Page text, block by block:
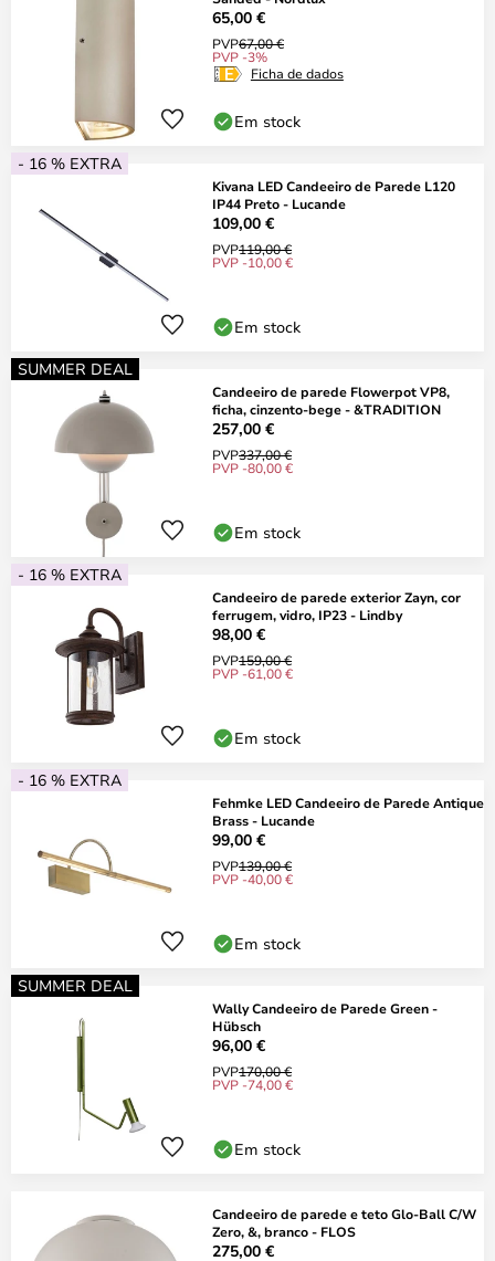
65,00 €
PVP67,00 €
PVP -3%
Ficha de dados
Em stock
- 16 % EXTRA
Kivana LED Candeeiro de Parede L120
IP44 Preto - Lucande
109,00 €
PVP119,00 €
PVP -10,00 €
Em stock
SUMMER DEAL
Candeeiro de parede Flowerpot VP8,
ficha, cinzento-bege - &TRADITION
257,00 €
PVP337,00 €
PVP -80,00 €
Em stock
- 16 % EXTRA
Candeeiro de parede exterior Zayn, cor
ferrugem, vidro, IP23 - Lindby
98,00 €
PVP159,00 €
PVP -61,00 €
Em stock
- 16 % EXTRA
Fehmke LED Candeeiro de Parede Antique
Brass - Lucande
99,00 €
PVP139,00 €
PVP -40,00 €
Em stock
SUMMER DEAL
Wally Candeeiro de Parede Green -
Hübsch
96,00 €
PVP170,00 €
PVP -74,00 €
Em stock
Candeeiro de parede e teto Glo-Ball C/W
Zero, &, branco - FLOS
275,00 €